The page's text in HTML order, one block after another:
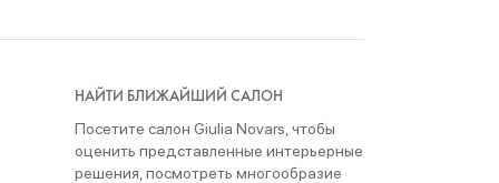
НАЙТИ БЛИЖАЙШИЙ САЛОН
Посетите салон Giulia Novars, чтобы
оценить представленные интерьерные
решения, посмотреть многообразие